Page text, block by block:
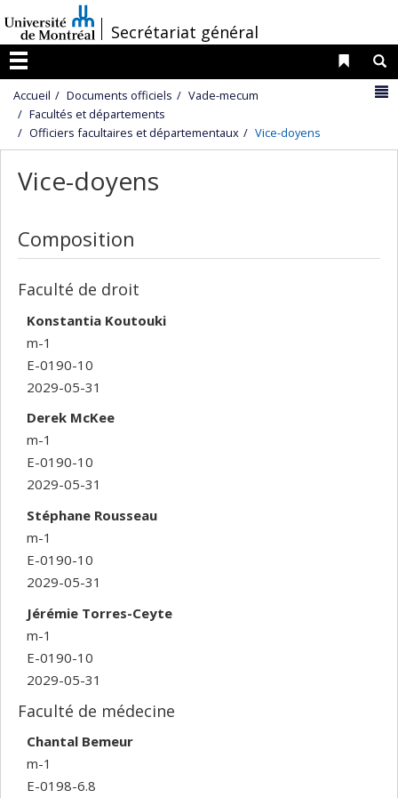
au
contenu
/
Secrétariat général
Menu
Liens
Accueil Documents officiels
Vade-mecum
Facultés et départements
Officiers facultaires et départementaux
Vice-doyens
Vice-doyens
Composition
Faculté de droit
Konstantia Koutouki
m-1
E-0190-10
2029-05-31
Derek McKee
m-1
E-0190-10
2029-05-31
Stéphane Rousseau
m-1
E-0190-10
2029-05-31
Jérémie Torres-Ceyte
m-1
E-0190-10
2029-05-31
Faculté de médecine
Chantal Bemeur
m-1
E-0198-6.8